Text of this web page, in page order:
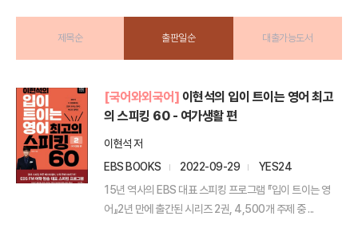
제목순 출판일순 대출가능도서
[국어와외국어] 이현석의 입이 트이는 영어 최고
의 스피킹 60 - 여가생활 편
이현석 저
EBS BOOKS
2022-09-29
YES24
15년 역사의 EBS 대표 스피킹 프로그램 『입이 트이는 영
어』2년 만에 출간된 시리즈 2권, 4,500개 주제 중 ...